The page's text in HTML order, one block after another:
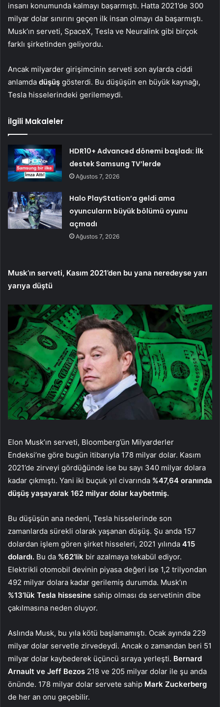
insanı konumunda kalmayı başarmıştı. Hatta 2021’de 300
milyar dolar sınırını geçen ilk insan olmayı da başarmıştı.
Musk’ın serveti, SpaceX, Tesla ve Neuralink gibi birçok
farklı şirketinden geliyordu.
Ancak milyarder girişimcinin serveti son aylarda ciddi
anlamda düşüş gösterdi. Bu düşüşün en büyük kaynağı,
Tesla hisselerindeki gerilemeydi.
İlgili Makaleler
HDR10+ Advanced dönemi başladı: İlk
destek Samsung TV’lerde
Ağustos 7, 2026
Halo PlayStation’a geldi ama
oyuncuların büyük bölümü oyunu
açmadı
Ağustos 7, 2026
Musk’ın serveti, Kasım 2021’den bu yana neredeyse yarı
yarıya düştü
Elon Musk’ın serveti, Bloomberg’ün Milyarderler
Endeksi’ne göre bugün itibarıyla 178 milyar dolar. Kasım
2021’de zirveyi gördüğünde ise bu sayı 340 milyar dolara
kadar çıkmıştı. Yani iki buçuk yıl civarında %47,64 oranında
düşüş yaşayarak 162 milyar dolar kaybetmiş.
Bu düşüşün ana nedeni, Tesla hisselerinde son
zamanlarda sürekli olarak yaşanan düşüş. Şu anda 157
dolardan işlem gören şirket hisseleri, 2021 yılında 415
dolardı. Bu da %62’lik bir azalmaya tekabül ediyor.
Elektrikli otomobil devinin piyasa değeri ise 1,2 trilyondan
492 milyar dolara kadar gerilemiş durumda. Musk’ın
%13’lük Tesla hissesine sahip olması da servetinin dibe
çakılmasına neden oluyor.
Aslında Musk, bu yıla kötü başlamamıştı. Ocak ayında 229
milyar dolar servetle zirvedeydi. Ancak o zamandan beri 51
milyar dolar kaybederek üçüncü sıraya yerleşti. Bernard
Arnault ve Jeff Bezos 218 ve 205 milyar dolar ile şu anda
önünde. 178 milyar dolar servete sahip Mark Zuckerberg
de her an onu geçebilir.